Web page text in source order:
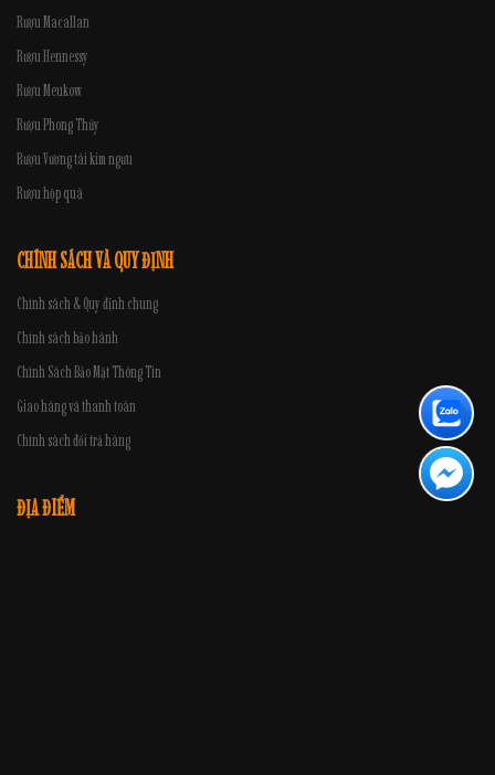
Rượu Macallan
Rượu Hennessy
Rượu Meukow
Rượu Phong Thủy
Rượu Vương tài kim ngưu
Rượu hộp quà
CHÍNH SÁCH VÀ QUY ĐỊNH
Chính sách & Quy định chung
Chính sách bảo hành
Chính Sách Bảo Mật Thông Tin
Giao hàng và thanh toán
Chính sách đổi trả hàng
ĐỊA ĐIỂM